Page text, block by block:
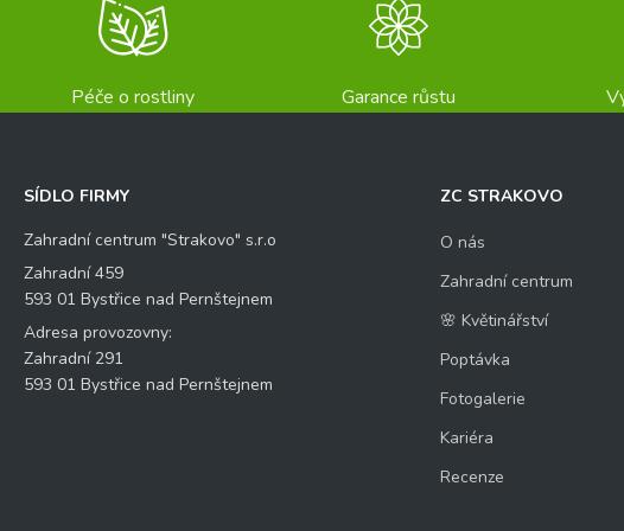
Péče o rostliny Garance růstu
SÍDLO FIRMY
Zahradní centrum "Strakovo" s.r.o
Zahradní 459
593 01 Bystřice nad Pernštejnem
Adresa provozovny:
Zahradní 291
593 01 Bystřice nad Pernštejnem
ZC STRAKOVO
O nás
Zahradní centrum
🌸 Květinářství
Poptávka
Fotogalerie
Kariéra
Recenze